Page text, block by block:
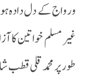
ورواج کے دل دادہ
غیر مسلم خواتین
طور پر محمد قلی قطب